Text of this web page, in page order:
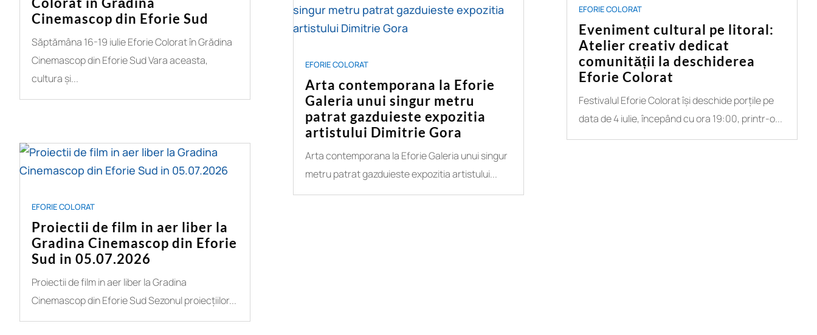
Cinemascop din Eforie Sud
Săptămâna 16-19 iulie Eforie Colorat în Grădina
Cinemascop din Eforie Sud Vara aceasta,
cultura și...
Proiectii de film in aer liber la
Gradina Cinemascop din Eforie
Sud in 05.07.2026
EFORIE COLORAT
Proiectii de film in aer liber la Gradina
Cinemascop din Eforie Sud Sezonul proiecțiilor...
Arta contemporana la Eforie
Galeria unui singur metru
patrat gazduieste expozitia
artistului Dimitrie Gora
EFORIE COLORAT
Arta contemporana la Eforie Galeria unui singur
metru patrat gazduieste expozitia artistului...
Eveniment cultural pe litoral:
Atelier creativ dedicat
comunității la deschiderea
Eforie Colorat
EFORIE COLORAT
Festivalul Eforie Colorat își deschide porțile pe
data de 4 iulie, începând cu ora 19:00, printr-o...